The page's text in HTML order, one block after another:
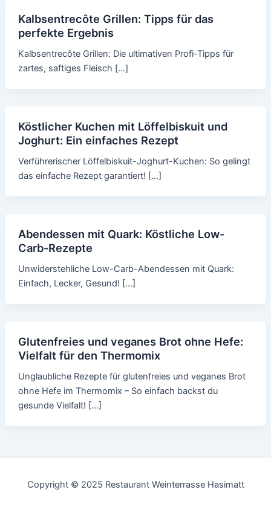
Kalbsentrecôte Grillen: Tipps für das
perfekte Ergebnis
Kalbsentrecôte Grillen: Die ultimativen Profi-Tipps für
zartes, saftiges Fleisch […]
Köstlicher Kuchen mit Löffelbiskuit und
Joghurt: Ein einfaches Rezept
Verführerischer Löffelbiskuit-Joghurt-Kuchen: So gelingt
das einfache Rezept garantiert! […]
Abendessen mit Quark: Köstliche Low-
Carb-Rezepte
Unwiderstehliche Low-Carb-Abendessen mit Quark:
Einfach, Lecker, Gesund! […]
Glutenfreies und veganes Brot ohne Hefe:
Vielfalt für den Thermomix
Unglaubliche Rezepte für glutenfreies und veganes Brot
ohne Hefe im Thermomix – So einfach backst du
gesunde Vielfalt! […]
Copyright © 2025 Restaurant Weinterrasse Hasimatt